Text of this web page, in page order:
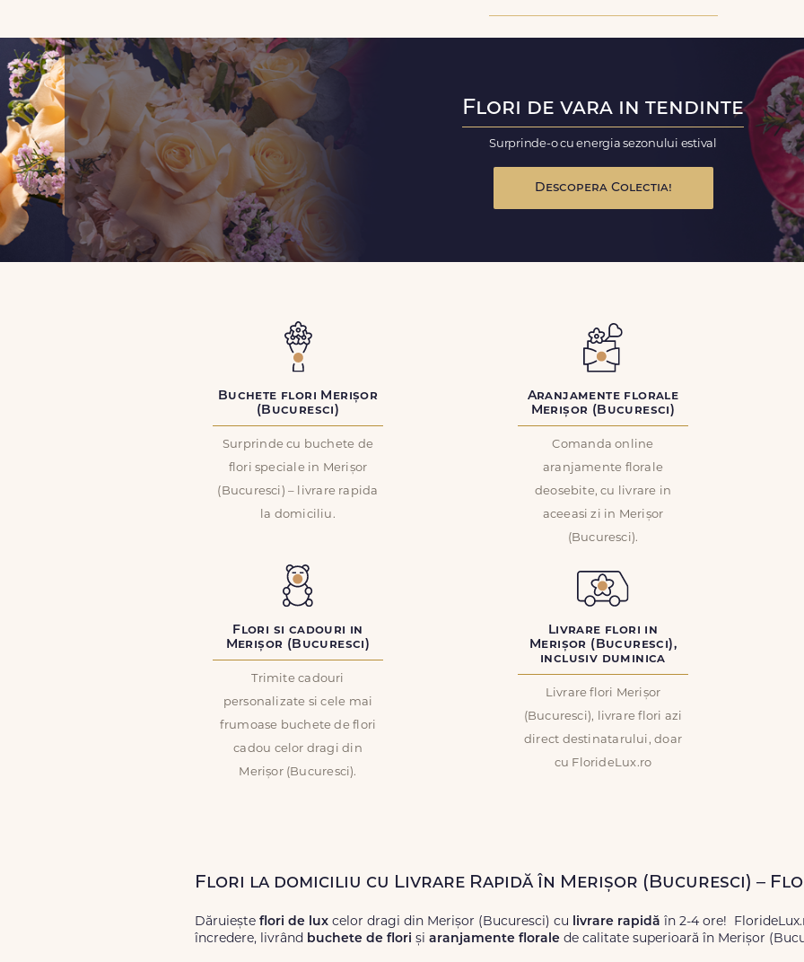
Flori de vara in tendinte
Surprinde-o cu energia sezonului estival
Descopera Colectia!
Buchete flori Merișor
(Bucuresci)
Surprinde cu buchete de
flori speciale in Merișor
(Bucuresci) – livrare rapida
la domiciliu.
Aranjamente florale
Merișor (Bucuresci)
Comanda online
aranjamente florale
deosebite, cu livrare in
aceeasi zi in Merișor
(Bucuresci).
Flori si cadouri in
Merișor (Bucuresci)
Trimite cadouri
personalizate si cele mai
frumoase buchete de flori
cadou celor dragi din
Merișor (Bucuresci).
Livrare flori in
Merișor (Bucuresci),
inclusiv duminica
Livrare flori Merișor
(Bucuresci), livrare flori azi
direct destinatarului, doar
cu FlorideLux.ro
Flori la domiciliu cu Livrare Rapidă în Merișor (Bucuresci) –
Dăruiește flori de lux celor dragi din Merișor (Bucuresci) cu livrare rapidă în 2-4 ore!
încredere, livrând buchete de flori și aranjamente florale de calitate superioară în Merișor